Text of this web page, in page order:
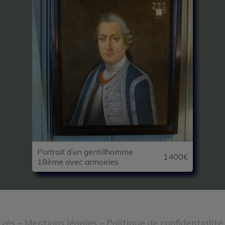
Portrait d’un gentilhomme
18ème avec armoiries
1400€